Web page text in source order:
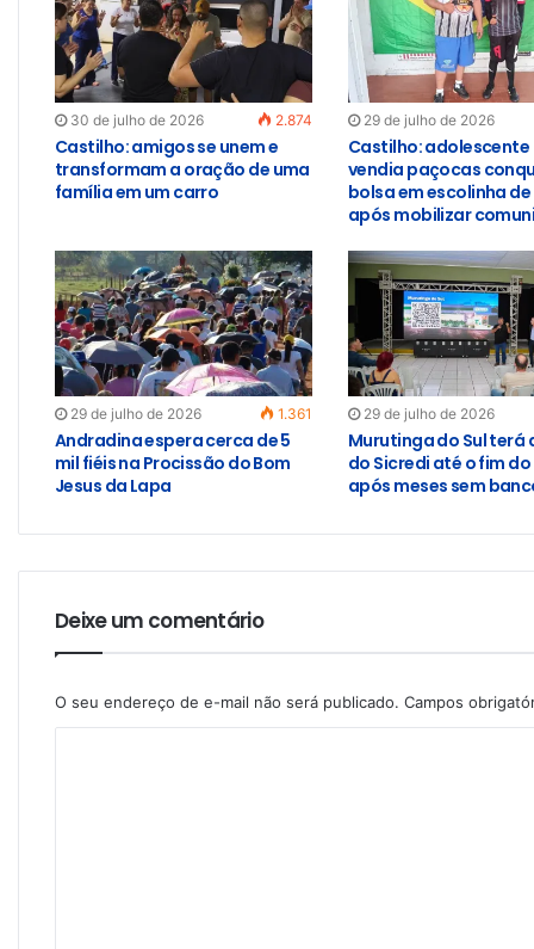
30 de julho de 2026 2.874
Castilho: amigos se unem e
transformam a oração de uma
família em um carro
29 de julho de 2026
Castilho: adolescente
vendia paçocas
bolsa em escolinha
após mobilizar
29 de julho de 2026 1.361
Andradina espera cerca de 5
mil fiéis na Procissão do Bom
Jesus da Lapa
29 de julho de 2026
Murutinga do Sul terá
do Sicredi até o fim
após meses sem
Deixe um comentário
O seu endereço de e-mail não será publicado. Campos